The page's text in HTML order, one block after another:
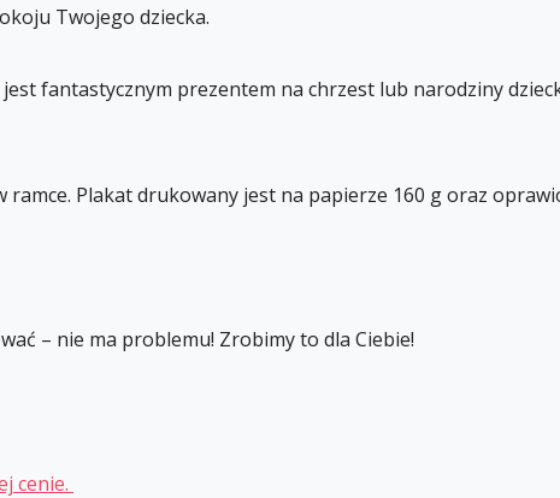
Twojego dziecka.
fantastycznym prezentem na chrzest lub narodziny
Plakat drukowany jest na papierze 160 g oraz
– nie ma problemu! Zrobimy to dla Ciebie!
cenie.